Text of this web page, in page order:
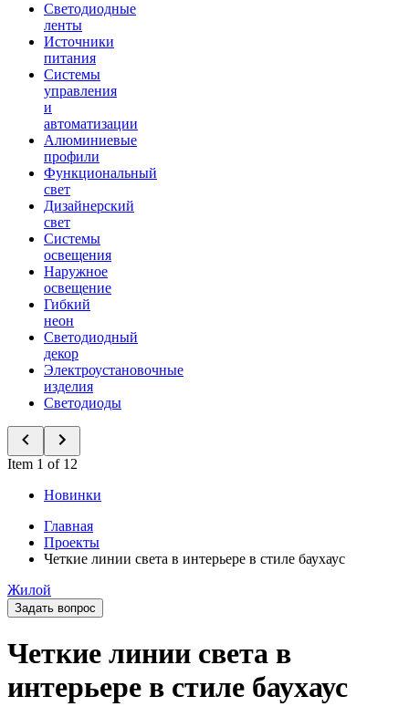
Светодиодные
ленты
Источники
питания
Системы
управления
и
автоматизации
Алюминиевые
профили
Функциональный
свет
Дизайнерский
свет
Системы
освещения
Наружное
освещение
Гибкий
неон
Светодиодный
декор
Электроустановочные
изделия
Светодиоды
Item 1 of 12
Новинки
Главная
Проекты
Четкие линии света в интерьере в стиле баухаус
Жилой
Задать вопрос
Четкие линии света в
интерьере в стиле баухаус